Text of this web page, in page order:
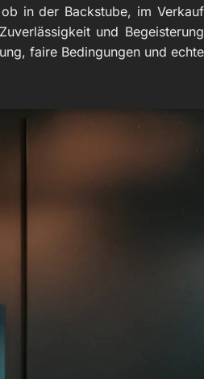
in der Backstube, im Verkauf
und Begeisterung
faire Bedingungen und echte